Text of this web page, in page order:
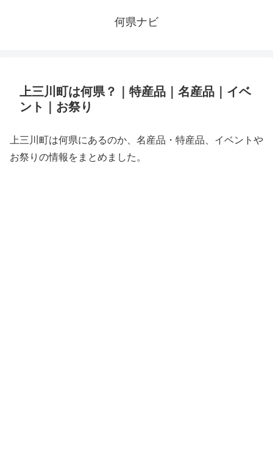
何県ナビ
上三川町は何県？｜特産品｜名産品｜イベ
ント｜お祭り
上三川町は何県にあるのか、名産品・特産品、イベントや
お祭りの情報をまとめました。